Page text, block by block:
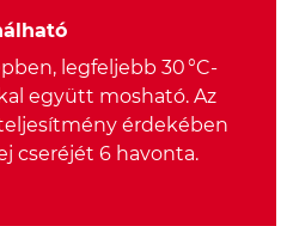
legfeljebb 30 °C-
együtt mosható. Az
érdekében
cseréjét 6 havonta.